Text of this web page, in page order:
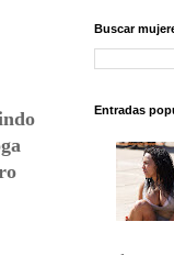
Buscar
Entradas